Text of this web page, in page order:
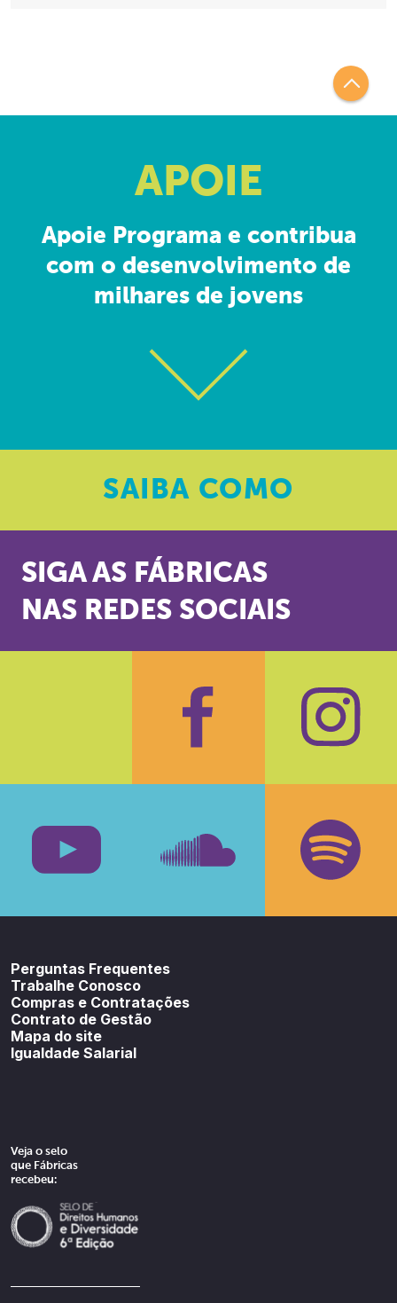
APOIE
Apoie Programa e contribua
com o desenvolvimento de
milhares de jovens
SAIBA COMO
SIGA AS FÁBRICAS
NAS REDES SOCIAIS
Facebook
Perguntas Frequentes
Trabalhe Conosco
Compras e Contratações
Contrato de Gestão
Mapa do site
Igualdade Salarial
Veja o selo
que Fábricas
recebeu: